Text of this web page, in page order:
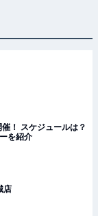
！ スケジュールは？
を紹介
店